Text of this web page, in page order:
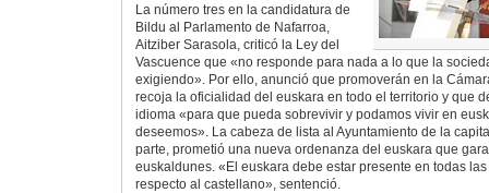
La número tres en la candidatura de
Bildu al Parlamento de Nafarroa,
Aitziber Sarasola, criticó la Ley del
Vascuence que «no responde para nada a lo que la
exigiendo». Por ello, anunció que promoverán en la
recoja la oficialidad del euskara en todo el territorio y que
idioma «para que pueda sobrevivir y podamos vivir en
deseemos». La cabeza de lista al Ayuntamiento de la
parte, prometió una nueva ordenanza del euskara que
euskaldunes. «El euskara debe estar presente en todas
respecto al castellano», sentenció.